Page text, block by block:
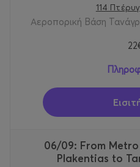
114
Αεροπορική Βάση
06/09: From Metro station Doukissis
Plakentias to